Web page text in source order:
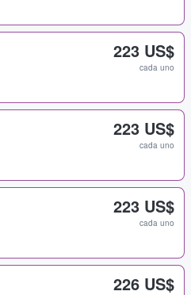
223 US$
cada uno
223 US$
cada uno
223 US$
cada uno
226 US$